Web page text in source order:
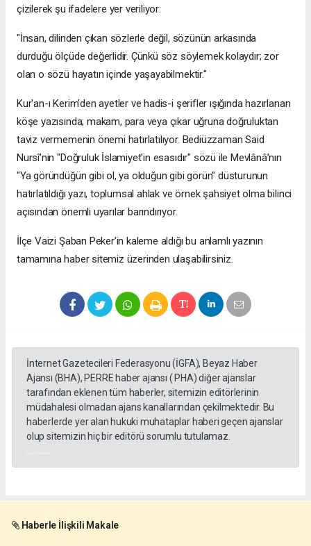
çizilerek şu ifadelere yer veriliyor:
​"İnsan, dilinden çıkan sözlerle değil, sözünün arkasında
durduğu ölçüde değerlidir. Çünkü söz söylemek kolaydır; zor
olan o sözü hayatın içinde yaşayabilmektir."
​Kur'an-ı Kerim'den ayetler ve hadis-i şerifler ışığında hazırlanan
köşe yazısında; makam, para veya çıkar uğruna doğruluktan
taviz vermemenin önemi hatırlatılıyor. Bediüzzaman Said
Nursî’nin "Doğruluk İslamiyet'in esasıdır" sözü ile Mevlânâ’nın
"Ya göründüğün gibi ol, ya olduğun gibi görün" düsturunun
hatırlatıldığı yazı, toplumsal ahlak ve örnek şahsiyet olma bilinci
açısından önemli uyarılar barındırıyor.
​İlçe Vaizi Şaban Peker’in kaleme aldığı bu anlamlı yazının
tamamına haber sitemiz üzerinden ulaşabilirsiniz.
İnternet Gazetecileri Federasyonu (İGFA), Beyaz Haber
Ajansı (BHA), PERRE haber ajansı ( PHA) diğer ajanslar
tarafından eklenen tüm haberler, sitemizin editörlerinin
müdahalesi olmadan ajans kanallarından çekilmektedir. Bu
haberlerde yer alan hukuki muhataplar haberi geçen ajanslar
olup sitemizin hiç bir editörü sorumlu tutulamaz.
Haberle İlişkili Makale